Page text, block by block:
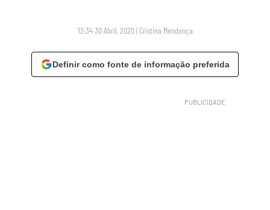
12:34 30 Abril, 2020 | Cristina Mendonça
Definir como fonte de informação preferida